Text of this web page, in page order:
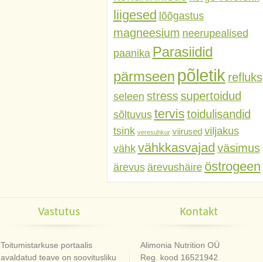
liigesed lõõgastus
magneesium neerupealised
paanika Parasiidid
pärmseen põletik refluks
seleen stress supertoidud
sõltuvus tervis toidulisandid
tsink veresuhkur viirused viljakus
vähk vähkkasvajad väsimus
ärevus ärevushäire östrogeen
Vastutus
Toitumistarkuse portaalis
avaldatud teave on soovitusliku
Kontakt
Alimonia Nutrition OÜ
Reg. kood 16521942